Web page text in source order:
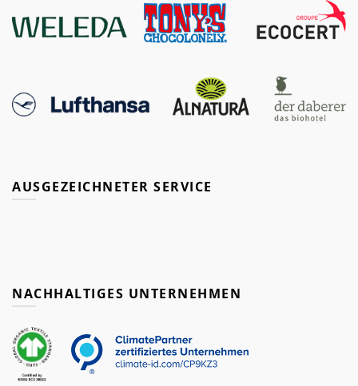
AUSGEZEICHNETER SERVICE
NACHHALTIGES UNTERNEHMEN